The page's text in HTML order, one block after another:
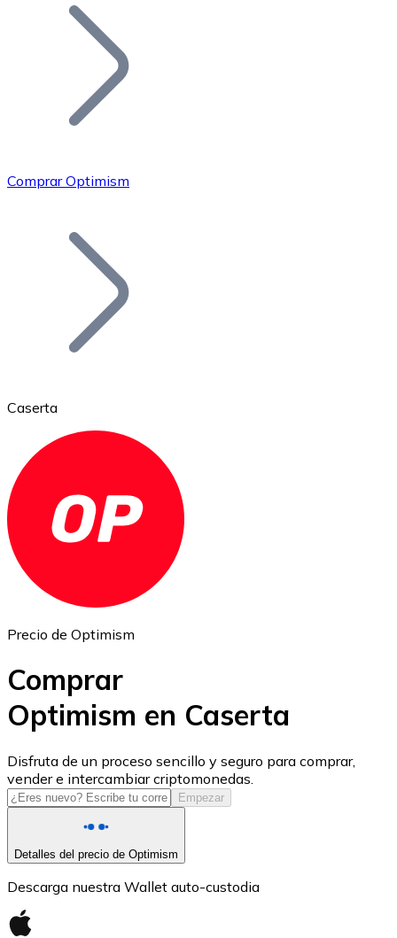
Añade tu proyecto a nuestro ecosistema.
Bitcoin
Ethereum
ETH
USD Coin
USDC
Comprar Optimism
Caserta
Precio de Optimism
Comprar
Optimism en Caserta
Disfruta de un proceso sencillo y seguro para comprar,
vender e intercambiar criptomonedas.
Empezar
Detalles del precio de Optimism
Descarga nuestra Wallet auto-custodia